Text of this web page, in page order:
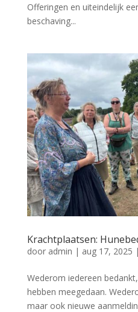
Offeringen en uiteindelijk
beschaving...
Krachtplaatsen:
door admin | aug 17, 2025 |
Wederom iedereen
hebben meegedaan.
maar ook nieuwe